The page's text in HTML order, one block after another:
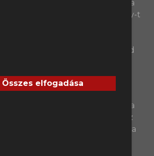
Összes elfogadása
még egyszer sem kezdett a
ben - ellenben Scott McTominay-t
több helyen, egyre
Miért és hogyan tűnik
a skót, mikortól kezdhet majd
teljesítményt nyújtott az
idei MU kevéssé megénekelt
szélső védő lecserélése. Malacia
előrelépés volt Shaw-hoz
sérülékeny - Dalot-ból pedig a
nagyon modern szélső hátvéd
hozott ki, talán Kyle